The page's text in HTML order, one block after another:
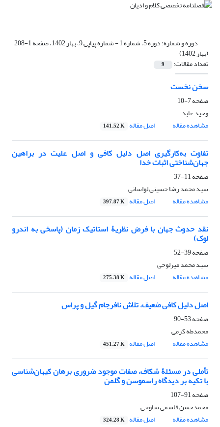
دوره و شماره: دوره 5، شماره 1 - شماره پیاپی 9، بهار 1402، صفحه 1-208
(بهار 1402)
تعداد مقالات: 9
سخن نخست
صفحه7-10
وحید عابد
مشاهده مقاله
اصل مقاله 141.52 K
تفاوت به‌کارگیری اصل دلیل کافی و اصل علیت در براهین
جهان‌شناختی اثبات خدا
صفحه11-37
سید محمد رضا حسینی لواسانی
مشاهده مقاله
اصل مقاله 397.87 K
نقد حدوث جهان با فرض نظریۀ استاتیک زمان (پاسخی به اندرو
لوک)
صفحه39-52
سید محمد میرلوحی
مشاهده مقاله
اصل مقاله 275.38 K
اصل دلیل کافی ضعیف، تلاش نا‌فرجام گیل و پراس
صفحه53-90
محمدطه کرمی
مشاهده مقاله
اصل مقاله 451.27 K
تأملی در مسئلۀ شکاف، صفات موجود ضروری برهان کیهان‌شناسی
با تکیه بر دیدگاه راسموسن و گلمن
صفحه91-107
محمدحسن قاسمی ساوجی
مشاهده مقاله
اصل مقاله 324.28 K